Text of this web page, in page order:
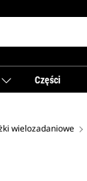
Części
wielozadaniowe